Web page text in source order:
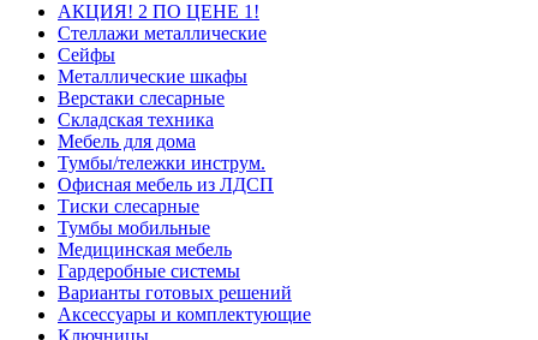
АКЦИЯ! 2 ПО ЦЕНЕ 1!
Стеллажи металлические
Сейфы
Металлические шкафы
Верстаки слесарные
Складская техника
Мебель для дома
Тумбы/тележки инструм.
Офисная мебель из ЛДСП
Тиски слесарные
Тумбы мобильные
Медицинская мебель
Гардеробные системы
Варианты готовых решений
Аксессуары и комплектующие
Ключницы